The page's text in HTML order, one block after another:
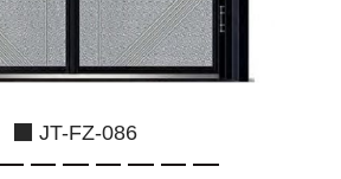
JT-FZ-086